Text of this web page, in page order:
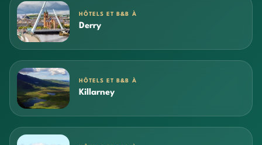
HÔTELS ET B&B À
Derry
HÔTELS ET B&B À
Killarney